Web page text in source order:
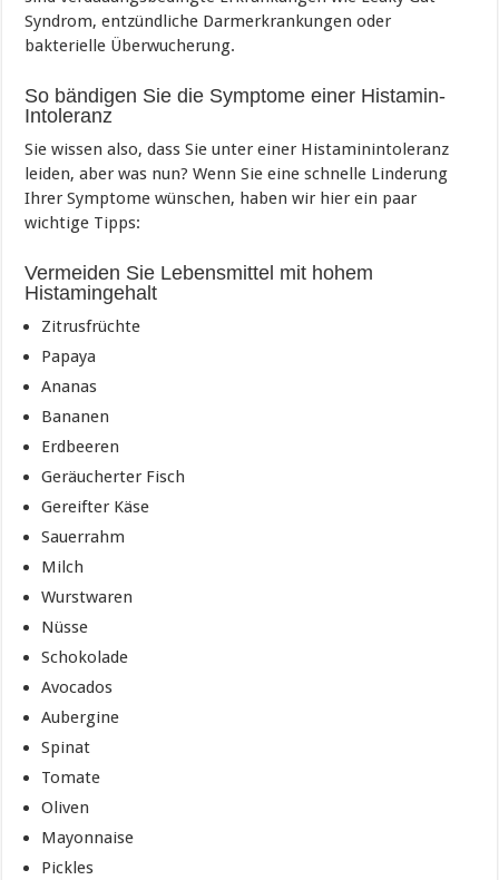
Syndrom, entzündliche Darmerkrankungen oder
bakterielle Überwucherung.
So bändigen Sie die Symptome einer Histamin-
Intoleranz
Sie wissen also, dass Sie unter einer Histaminintoleranz
leiden, aber was nun? Wenn Sie eine schnelle Linderung
Ihrer Symptome wünschen, haben wir hier ein paar
wichtige Tipps:
Vermeiden Sie Lebensmittel mit hohem
Histamingehalt
Zitrusfrüchte
Papaya
Ananas
Bananen
Erdbeeren
Geräucherter Fisch
Gereifter Käse
Sauerrahm
Milch
Wurstwaren
Nüsse
Schokolade
Avocados
Aubergine
Spinat
Tomate
Oliven
Mayonnaise
Pickles